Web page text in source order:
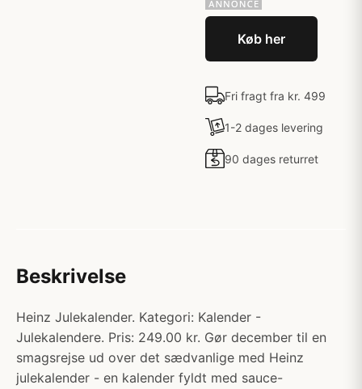
Køb her
Fri fragt fra kr. 499
1-2 dages levering
90 dages returret
Beskrivelse
Heinz Julekalender. Kategori: Kalender -
Julekalendere. Pris: 249.00 kr. Gør december til en
smagsrejse ud over det sædvanlige med Heinz
julekalender - en kalender fyldt med sauce-